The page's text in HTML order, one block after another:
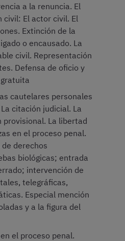
a la renuncia. El
civil: El actor civil. El
Extinción de la
o encausado. La
civil. Representación
Defensa de oficio y
cautelares personales
citación judicial. La
provisional. La libertad
en el proceso penal.
derechos
biológicas; entrada
intervención de
telegráficas,
Especial mención
y a la figura del
el proceso penal.